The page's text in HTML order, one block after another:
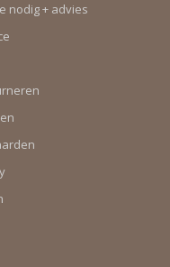
nodig + advies